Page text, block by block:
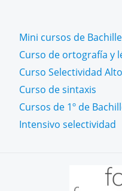
Mini cursos de
Curso de ortografía y
Curso Selectividad
Curso de sintaxis
Cursos de 1º de
Intensivo selectividad